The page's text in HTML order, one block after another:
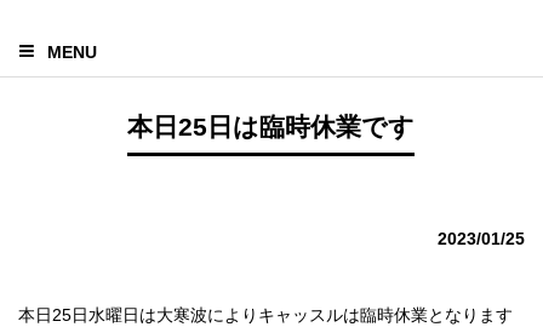
MENU
本日25日は臨時休業です
2023/01/25
本日25日水曜日は大寒波によりキャッスルは臨時休業となります